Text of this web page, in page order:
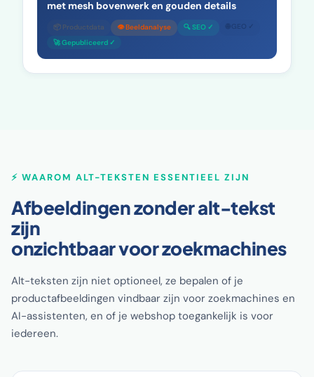
met mesh bovenwerk en gouden details
📦 Productdata 👁 Beeldanalyse 🔍 SEO ✓
🌐 GEO ✓
🚀 Gepubliceerd ✓
⚡ WAAROM ALT-TEKSTEN ESSENTIEEL ZIJN
Afbeeldingen zonder alt-tekst
zijn
onzichtbaar voor zoekmachines
Alt-teksten zijn niet optioneel, ze bepalen of je
productafbeeldingen vindbaar zijn voor zoekmachines en
AI-assistenten, en of je webshop toegankelijk is voor
iedereen.